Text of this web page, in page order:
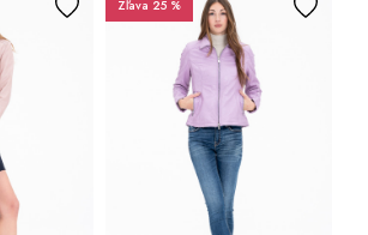
Zľava 25 %